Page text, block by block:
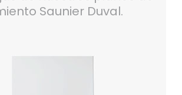
Saunier Duval.